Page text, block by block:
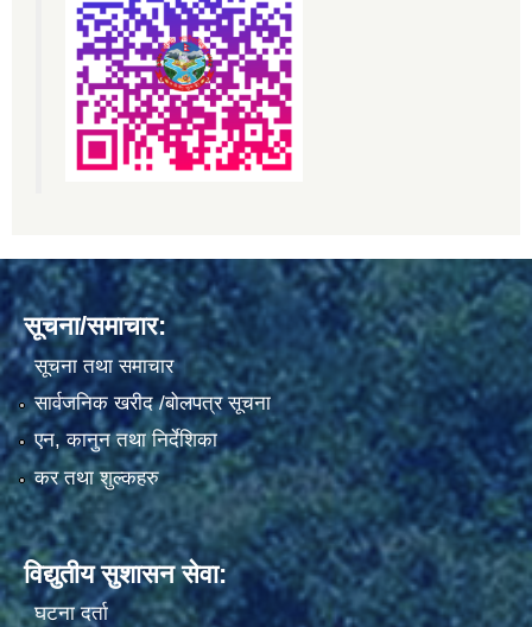
सूचना/समाचार:
सूचना तथा समाचार
सार्वजनिक खरीद /बोलपत्र सूचना
एन, कानुन तथा निर्देशिका
कर तथा शुल्कहरु
विद्युतीय सुशासन सेवा:
घटना दर्ता